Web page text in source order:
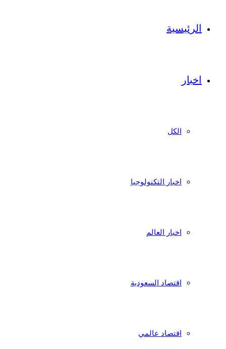
الرئيسية
اخبار
الكل
اخبار التكنولوجيا
اخبار العالم
اقتصاد السعودية
اقتصاد عالمي